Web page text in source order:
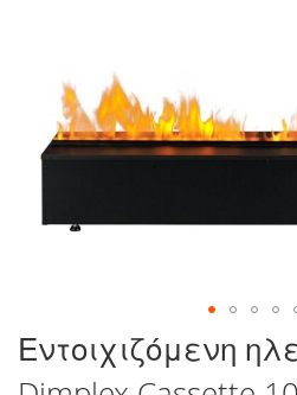
συλλογής
εικόνων
Μετάβαση
στην
αρχή
Εντοιχιζόμενη